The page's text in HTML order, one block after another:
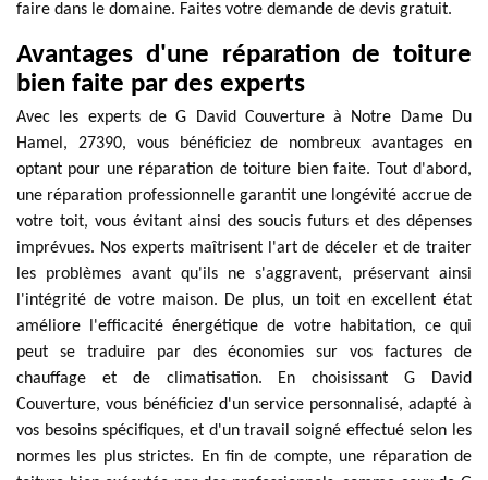
faire dans le domaine. Faites votre demande de devis gratuit.
Avantages d'une réparation de toiture
bien faite par des experts
Avec les experts de G David Couverture à Notre Dame Du
Hamel, 27390, vous bénéficiez de nombreux avantages en
optant pour une réparation de toiture bien faite. Tout d'abord,
une réparation professionnelle garantit une longévité accrue de
votre toit, vous évitant ainsi des soucis futurs et des dépenses
imprévues. Nos experts maîtrisent l'art de déceler et de traiter
les problèmes avant qu'ils ne s'aggravent, préservant ainsi
l'intégrité de votre maison. De plus, un toit en excellent état
améliore l'efficacité énergétique de votre habitation, ce qui
peut se traduire par des économies sur vos factures de
chauffage et de climatisation. En choisissant G David
Couverture, vous bénéficiez d'un service personnalisé, adapté à
vos besoins spécifiques, et d'un travail soigné effectué selon les
normes les plus strictes. En fin de compte, une réparation de